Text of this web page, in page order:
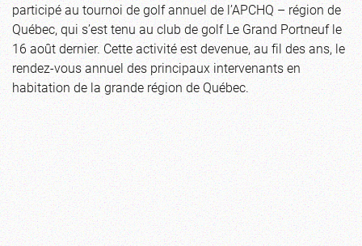
participé au tournoi de golf annuel de l’APCHQ – région de
Québec, qui s’est tenu au club de golf Le Grand Portneuf le
16 août dernier. Cette activité est devenue, au fil des ans, le
rendez-vous annuel des principaux intervenants en
habitation de la grande région de Québec.